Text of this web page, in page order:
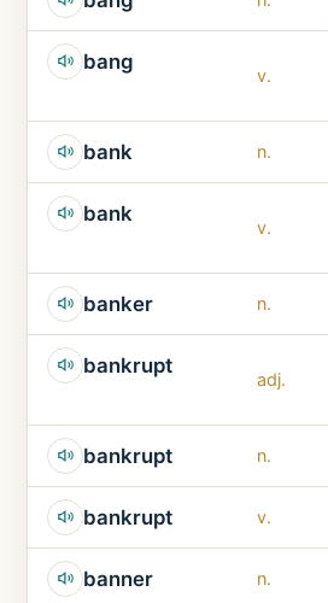
bang
v.
bank n.
bank
v.
banker n.
bankrupt
adj.
bankrupt n.
bankrupt v.
banner n.